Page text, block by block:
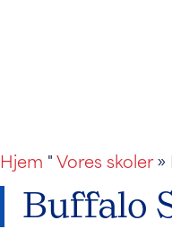
Hjem "Vores skoler»
Buffalo